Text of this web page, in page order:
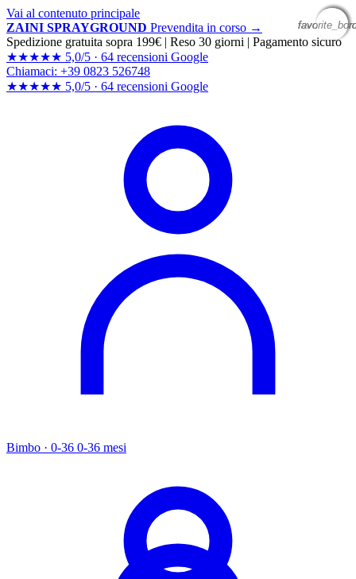
Vai al contenuto principale
ZAINI SPRAYGROUND Prevendita in corso →
Spedizione gratuita sopra 199€ | Reso 30 giorni | Pagamento sicuro
★★★★★ 5,0/5 · 64 recensioni Google
Chiamaci: +39 0823 526748
★★★★★ 5,0/5 · 64 recensioni Google
Bimbo · 0-36 0-36 mesi